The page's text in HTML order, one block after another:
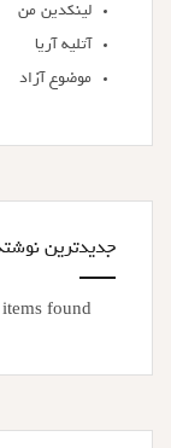
لینکدین من
آتلیه آریا
موضوع آزاد
جدیدترین
found.